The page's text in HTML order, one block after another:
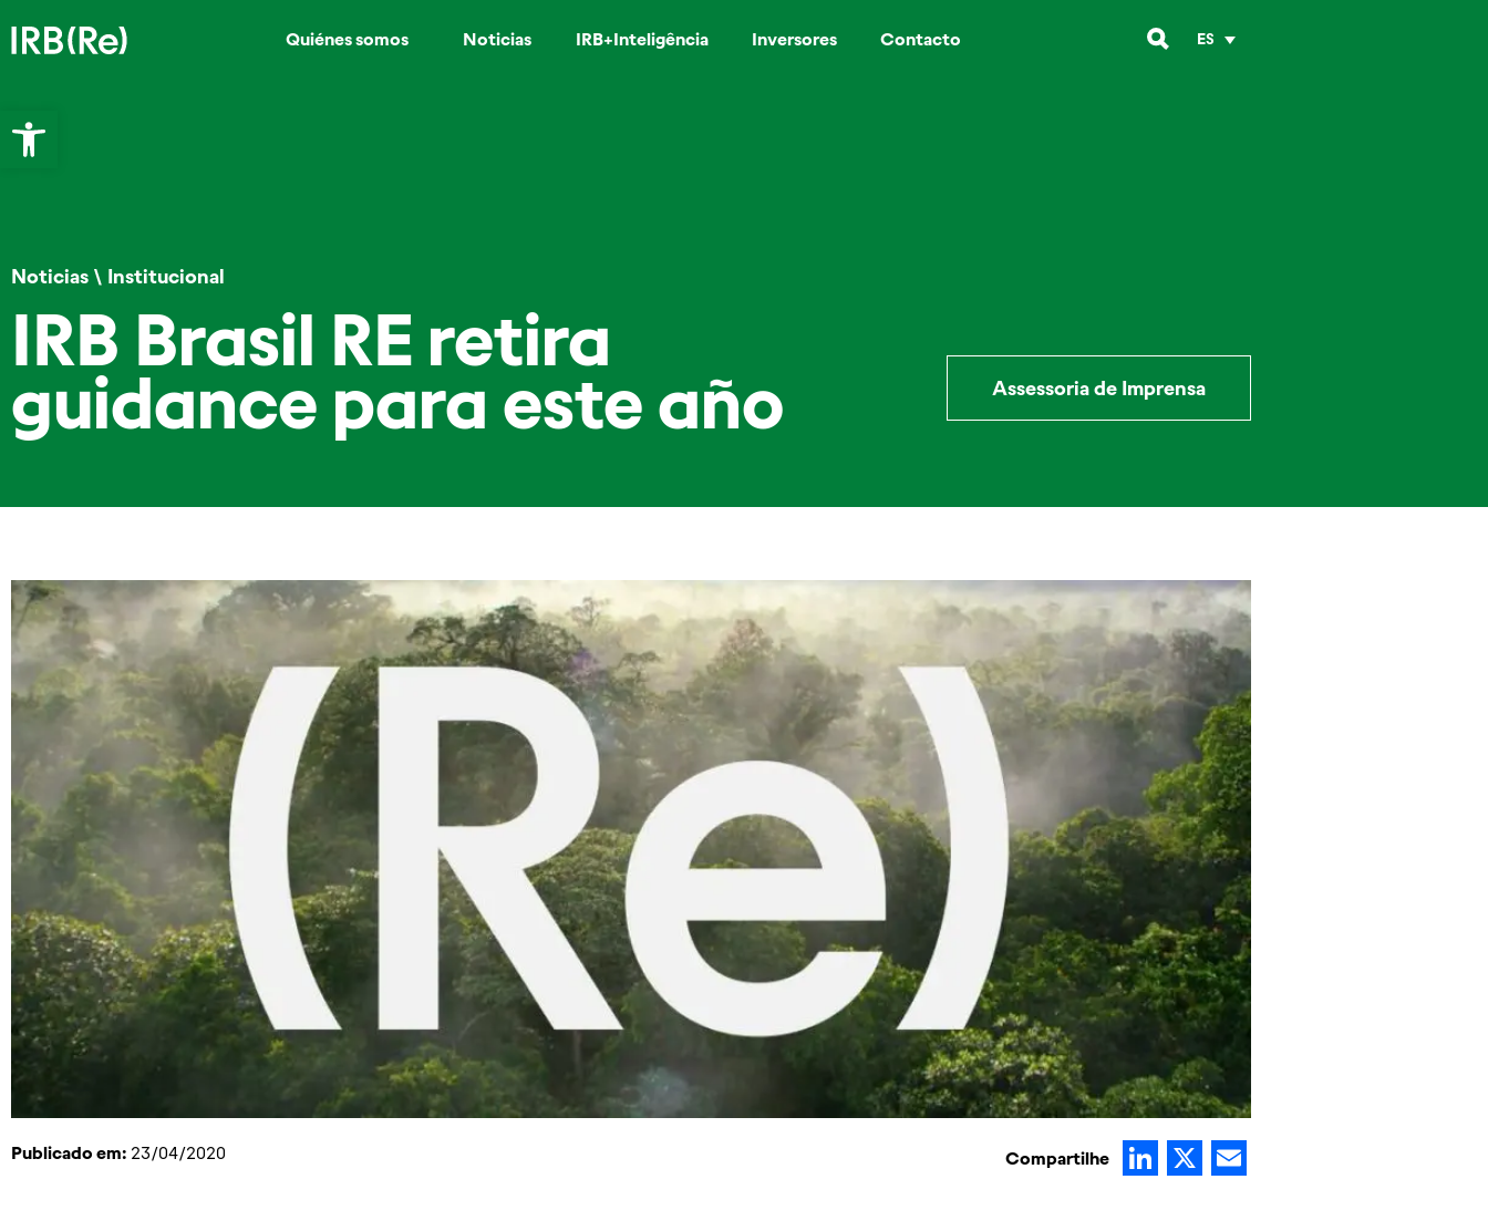
Abrir barra de herramientas
Quiénes somos Noticias IRB+Inteligência Inversores Contacto ES
Noticias \ Institucional
IRB Brasil RE retira
guidance para este año Assessoria de Imprensa
Publicado em: 23/04/2020 Compartilhe LinkedIn
X